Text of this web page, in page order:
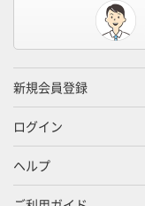
新規会員登録
ログイン
ヘルプ